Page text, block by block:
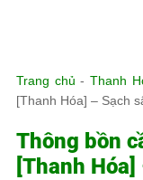
Trang chủ -Thanh
[Thanh Hóa] – Sạch
Thông bồn
[Thanh